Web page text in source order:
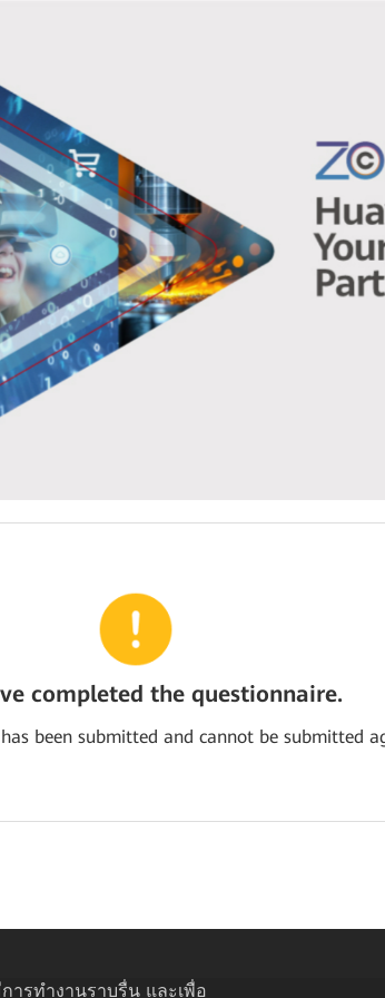
completed the questionnaire.
been submitted and cannot be submitted
ารทำงานราบรื่น และเพื่อ